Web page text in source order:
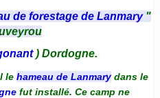
de forestage de Lanmary "
) Dordogne.
le hameau de Lanmarydans le
fut installé. Ce camp ne